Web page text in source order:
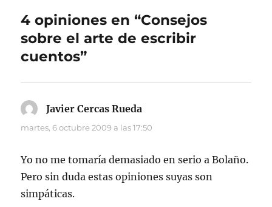
4 opiniones en “Consejos
sobre el arte de escribir
cuentos”
Javier Cercas Rueda
martes, 6 octubre 2009 a las 17:50
Yo no me tomaría demasiado en serio a Bolaño.
Pero sin duda estas opiniones suyas son
simpáticas.